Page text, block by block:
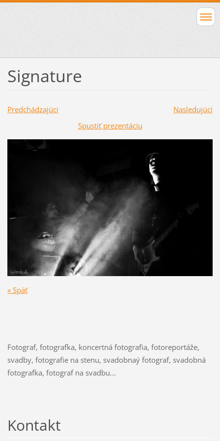
Signature
Predchádzajúci
Nasledujúci
Spustiť prezentáciu
« Späť
Fotograf, fotografka, koncertná fotografia, fotoreportáže,
svadby, fotografie na stenu, svadobnaý fotograf, svadobná
fotografka, fotograf na svadbu...
Kontakt